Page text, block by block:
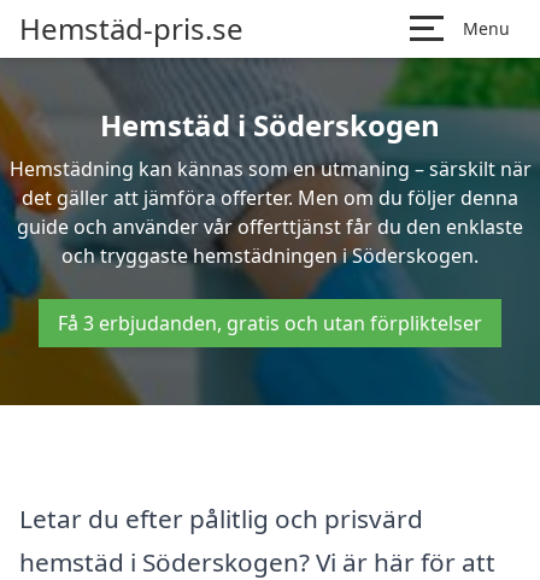
Hemstäd-pris.se Menu
Hemstäd i Söderskogen
Hemstädning kan kännas som en utmaning – särskilt när
det gäller att jämföra offerter. Men om du följer denna
guide och använder vår offerttjänst får du den enklaste
och tryggaste hemstädningen i Söderskogen.
Få 3 erbjudanden, gratis och utan förpliktelser
Letar du efter pålitlig och prisvärd
hemstäd i Söderskogen? Vi är här för att